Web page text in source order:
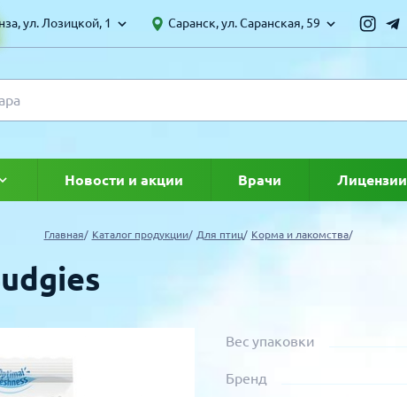
ул. Лозицкой, 1 Саранск, ул. Саранская, 59
Новости и акции Врачи Лицензии
Главная Каталог продукции Для птиц Корма и лакомства
Вес упаковки
Бренд